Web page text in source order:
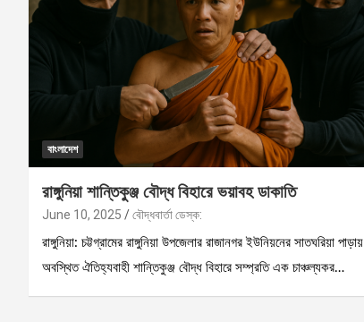
বাংলাদেশ
রাঙ্গুনিয়া শান্তিকুঞ্জ বৌদ্ধ বিহারে ভয়াবহ ডাকাতি
June 10, 2025 বৌদ্ধবার্তা ডেস্ক:
রাঙ্গুনিয়া: চট্টগ্রামের রাঙ্গুনিয়া উপজেলার রাজানগর ইউনিয়নের সাতঘরিয়া পাড়ায়
অবস্থিত ঐতিহ্যবাহী শান্তিকুঞ্জ বৌদ্ধ বিহারে সম্প্রতি এক চাঞ্চল্যকর…